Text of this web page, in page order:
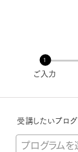
ご入力
受講したいプロ
プログラムを